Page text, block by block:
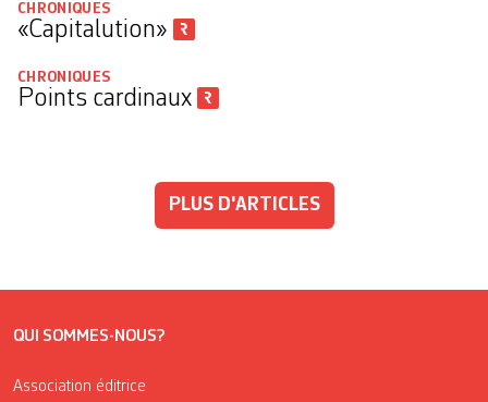
CHRONIQUES
«Capitalution»
CHRONIQUES
Points cardinaux
PLUS D'ARTICLES
QUI SOMMES-NOUS?
Association éditrice